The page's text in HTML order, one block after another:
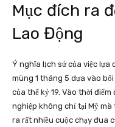
Mục đích ra
Lao Động
Ý nghĩa lịch sử của việc lựa
mùng 1 tháng 5 dựa vào
của thế kỷ 19. Vào thời
nghiệp không chỉ tại Mỹ mà
ra rất nhiều cuộc chạy đua